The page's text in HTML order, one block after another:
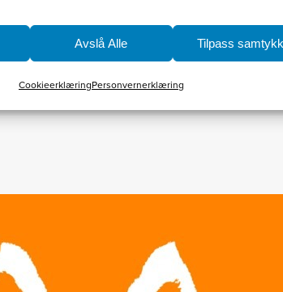
Avslå Alle Tilpass
CookieerklæringPersonvernerklæring
Til nettbutikken